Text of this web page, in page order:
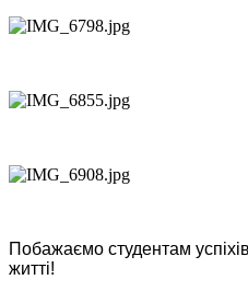
Побажаємо студентам
житті!